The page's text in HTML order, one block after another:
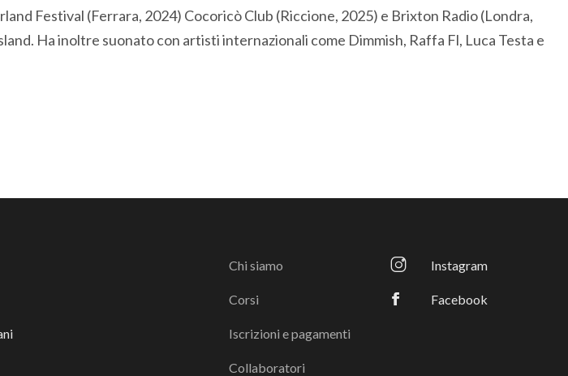
Festival (Ferrara, 2024) Cocoricò Club (Riccione, 2025) e Brixton Radio (Londra,
Ha inoltre suonato con artisti internazionali come Dimmish, Raffa Fl, Luca Testa e
Chi siamo
Corsi
Iscrizioni e pagamenti
Collaboratori
Instagram
Facebook